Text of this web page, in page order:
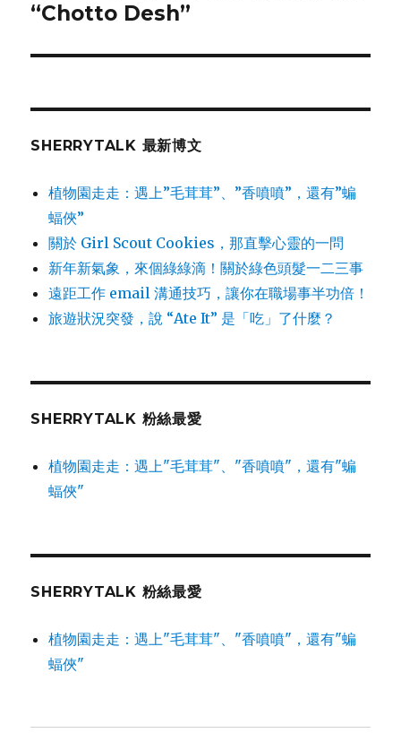
post:
“Chotto Desh”
SHERRYTALK 最新博文
植物園走走：遇上”毛茸茸”、”香噴噴”，還有”蝙
蝠俠”
關於 Girl Scout Cookies，那直擊心靈的一問
新年新氣象，來個綠綠滴！關於綠色頭髮一二三事
遠距工作 email 溝通技巧，讓你在職場事半功倍！
旅遊狀況突發，說 “Ate It” 是「吃」了什麼？
SHERRYTALK 粉絲最愛
植物園走走：遇上"毛茸茸"、"香噴噴"，還有"蝙
蝠俠"
SHERRYTALK 粉絲最愛
植物園走走：遇上"毛茸茸"、"香噴噴"，還有"蝙
蝠俠"